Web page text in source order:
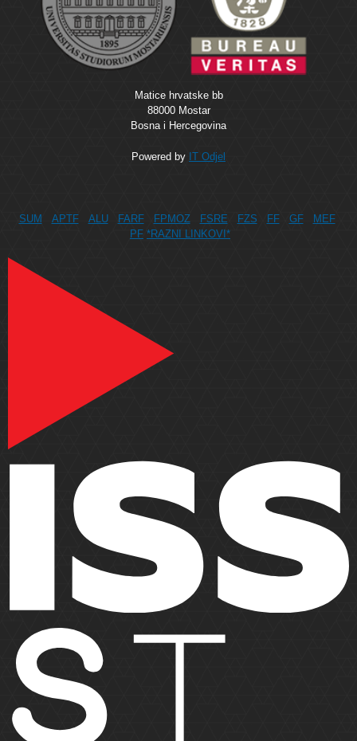
Matice hrvatske bb
88000 Mostar
Bosna i Hercegovina
Powered by IT Odjel
SUM APTF ALU FARF FPMOZ FSRE FZS FF GF
MEF
PF *RAZNI LINKOVI*